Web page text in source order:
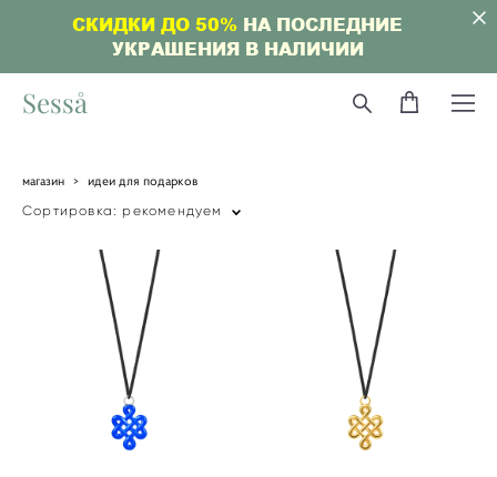
СКИДКИ ДО 50% НА ПОСЛЕДНИЕ
УКРАШЕНИЯ В НАЛИЧИИ
Sesså
магазин > идеи для подарков
Сортировка: рекомендуем